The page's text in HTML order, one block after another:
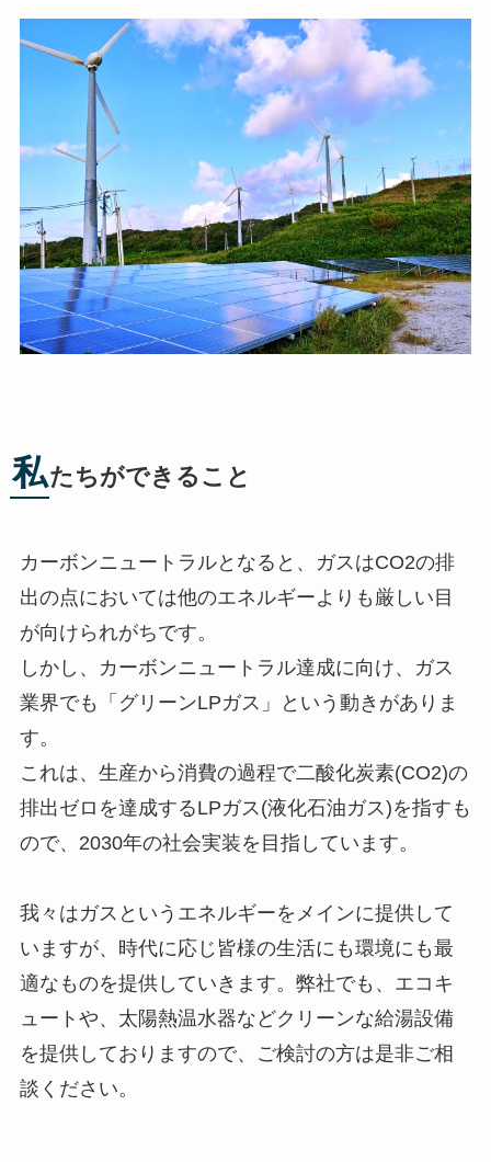
私たちができること
カーボンニュートラルとなると、ガスはCO2の排
出の点においては他のエネルギーよりも厳しい目
が向けられがちです。
しかし、カーボンニュートラル達成に向け、ガス
業界でも「グリーンLPガス」という動きがありま
す。
これは、生産から消費の過程で二酸化炭素(CO2)の
排出ゼロを達成するLPガス(液化石油ガス)を指すも
ので、2030年の社会実装を目指しています。
我々はガスというエネルギーをメインに提供して
いますが、時代に応じ皆様の生活にも環境にも最
適なものを提供していきます。弊社でも、エコキ
ュートや、太陽熱温水器などクリーンな給湯設備
を提供しておりますので、ご検討の方は是非ご相
談ください。